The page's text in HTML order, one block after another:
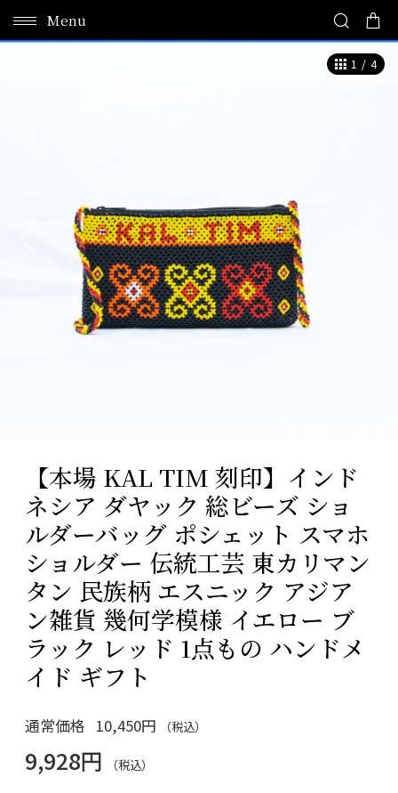
Menu
1 / 4
【本場 KAL TIM 刻印】インド
ネシア ダヤック 総ビーズ ショ
ルダーバッグ ポシェット スマホ
ショルダー 伝統工芸 東カリマン
タン 民族柄 エスニック アジア
ン雑貨 幾何学模様 イエロー ブ
ラック レッド 1点もの ハンドメ
イド ギフト
通常価格 10,450円 （税込）
9,928円 （税込）